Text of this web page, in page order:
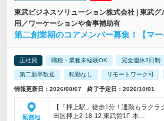
東武ビジネスソリューション株式会社 | 東武
用／ワーケーションや食事補助有
第二創業期のコアメンバー募集！【マー
正社員 職種・業種未経験OK 完全週休2日制
第二新卒歓迎 転勤なし リモートワーク可
情報更新日：2026/08/07 終了予定日：2026/10/01
勤務地
【「押上駅」徒歩1分！通勤もラク
田区押上2-18-12 東武館1F 本…